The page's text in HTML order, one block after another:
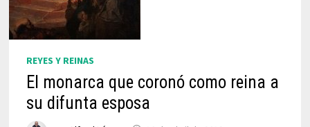
REYES Y REINAS
El monarca que coronó como reina a
su difunta esposa